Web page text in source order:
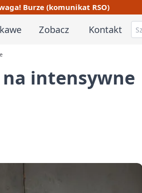
Burze (komunikat RSO)
Zobacz Kontakt
intensywne